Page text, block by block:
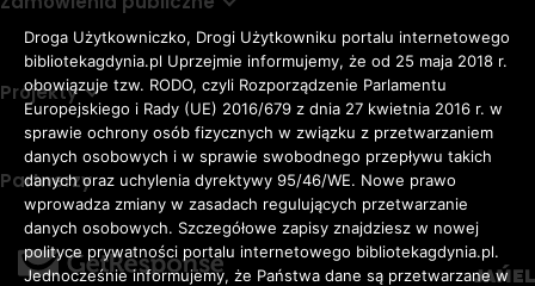
Rozmiar
czcionki
Adomyślna czcionka
Awiększa czcionka
KONTRAST:
ZWIĘKSZ
Projekty
Partnerzy
Droga Użytkowniczko, Drogi Użytkowniku portalu internetowego
bibliotekagdynia.pl Uprzejmie informujemy, że od 25 maja 2018 r.
obowiązuje tzw. RODO, czyli Rozporządzenie Parlamentu
Europejskiego i Rady (UE) 2016/679 z dnia 27 kwietnia 2016 r. w
sprawie ochrony osób fizycznych w związku z przetwarzaniem
danych osobowych i w sprawie swobodnego przepływu takich
danych oraz uchylenia dyrektywy 95/46/WE. Nowe prawo
wprowadza zmiany w zasadach regulujących przetwarzanie
danych osobowych. Szczegółowe zapisy znajdziesz w nowej
polityce prywatności portalu internetowego bibliotekagdynia.pl.
Jednocześnie informujemy, że Państwa dane są przetwarzane w